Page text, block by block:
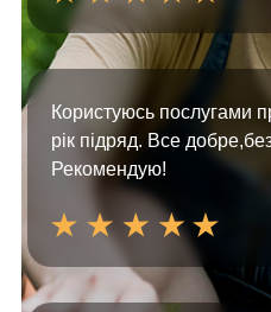
Користуюсь послугами
рік підряд. Все
Рекомендую!